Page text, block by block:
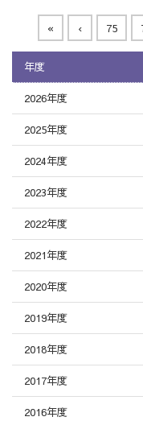
« ‹ 75
年度
2026年度
2025年度
2024年度
2023年度
2022年度
2021年度
2020年度
2019年度
2018年度
2017年度
2016年度